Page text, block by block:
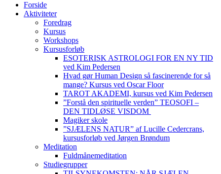
Forside
Aktiviteter
Foredrag
Kursus
Workshops
Kursusforløb
ESOTERISK ASTROLOGI FOR EN NY TID
ved Kim Pedersen
Hvad gør Human Design så fascinerende for så
mange? Kursus ved Oscar Floor
TAROT AKADEMI, kursus ved Kim Pedersen
”Forstå den spirituelle verden” TEOSOFI –
DEN TIDLØSE VISDOM
Magiker skole
”SJÆLENS NATUR” af Lucille Cedercrans,
kursusforløb ved Jørgen Brøndum
Meditation
Fuldmånemeditation
Studiegrupper